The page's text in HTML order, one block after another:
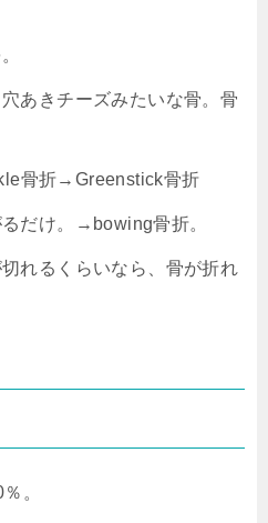
あきチーズみたいな骨。骨
骨折→Greenstick骨折
だけ。→bowing骨折。
れるくらいなら、骨が折れ
。